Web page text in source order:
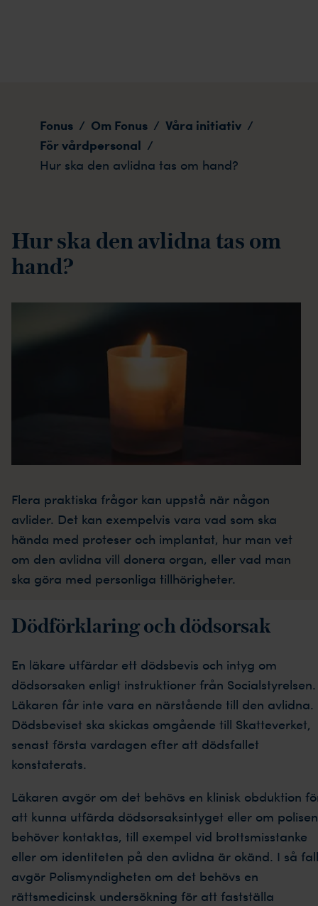
Fonus / Om Fonus / Våra initiativ /
För vårdpersonal /
Hur ska den avlidna tas om hand?
Hur ska den avlidna tas om
hand?
Flera praktiska frågor kan uppstå när någon
avlider. Det kan exempelvis vara vad som ska
hända med proteser och implantat, hur man vet
om den avlidna vill donera organ, eller vad man
ska göra med personliga tillhörigheter.
Dödförklaring och dödsorsak
En läkare utfärdar ett dödsbevis och intyg om
dödsorsaken enligt instruktioner från Socialstyrelsen.
Läkaren får inte vara en närstående till den avlidna.
Dödsbeviset ska skickas omgående till Skatteverket,
senast första vardagen efter att dödsfallet
konstaterats.
Läkaren avgör om det behövs en klinisk obduktion
att kunna utfärda dödsorsaksintyget eller om polisen
behöver kontaktas, till exempel vid brottsmisstanke
eller om identiteten på den avlidna är okänd. I så fall
avgör Polismyndigheten om det behövs en
rättsmedicinsk undersökning för att fastställa